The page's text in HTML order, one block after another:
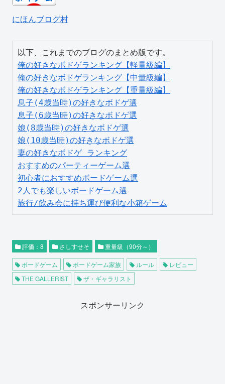
にほんブログ村
俺の好きなボドゲランキング【軽量級編】
俺の好きなボドゲランキング【中量級編】
俺の好きなボドゲランキング【重量級編】
息子(4歳当時)の好きなボドゲ選
息子(6歳当時)の好きなボドゲ選
娘(8歳当時)の好きなボドゲ選
娘(10歳当時)の好きなボドゲ選
妻の好きなボドゲ ランキング
おすすめのパーティーゲーム選
初心者におすすめボードゲーム選
2人でも楽しいボードゲーム選
旅行/飲み会に持ち運び便利な小箱ゲーム
評価：8 さしすせそ 重量級（90分～）
ボードゲーム ボードゲーム家族 ルール
レビュー
THE GALLERIST
ザ・ギャラリスト
スポンサーリンク